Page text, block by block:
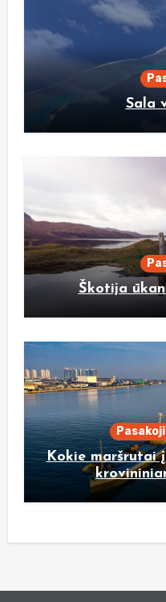
Sala
Škotija
Kokie maršrutai